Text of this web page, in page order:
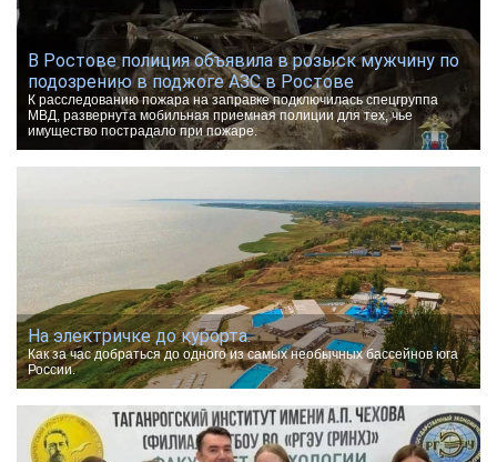
В Ростове полиция объявила в розыск мужчину по
подозрению в поджоге АЗС в Ростове
К расследованию пожара на заправке подключилась спецгруппа
МВД, развернута мобильная приемная полиции для тех, чье
имущество пострадало при пожаре.
На электричке до курорта.
Как за час добраться до одного из самых необычных бассейнов юга
России.